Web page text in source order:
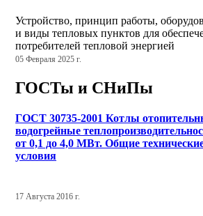
Устройство, принцип работы,
и виды тепловых пунктов для
потребителей тепловой энергией
05 Февраля 2025 г.
ГОСТы и СНиПы
ГОСТ 30735-2001 Котлы
водогрейные
от 0,1 до 4,0 МВт. Общие
условия
17 Августа 2016 г.